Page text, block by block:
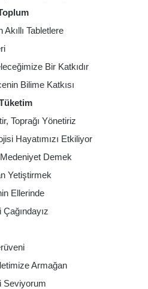
Tabletlere
Bir Katkıdır
Bilime Katkısı
Toprağı Yönetiriz
Hayatımızı Etkiliyor
Demek
Yetiştirmek
Ellerinde
Armağan
Seviyorum